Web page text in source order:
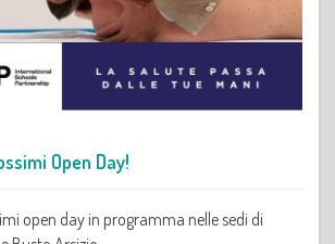
Open Day!
open day in programma nelle sedi di